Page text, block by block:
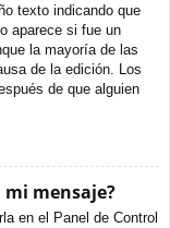
texto indicando que
aparece si fue un
la mayoría de las
de la edición. Los
de que alguien
mensaje?
en el Panel de Control